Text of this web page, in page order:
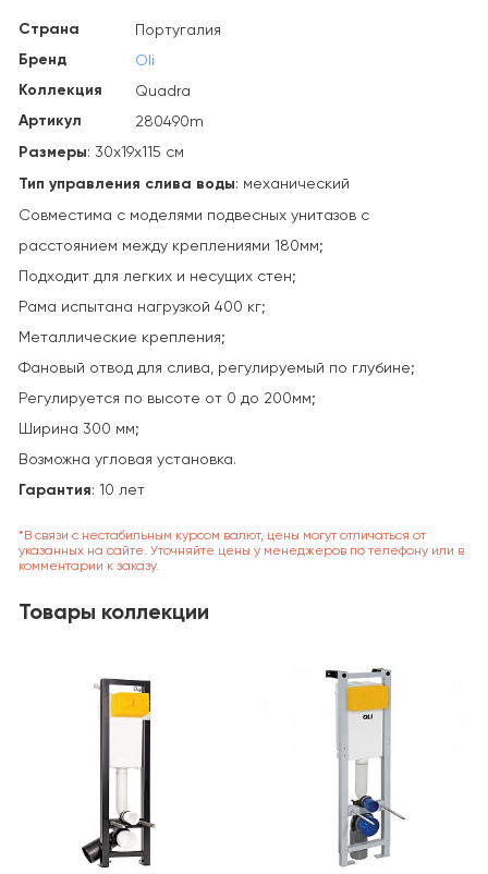
Страна Португалия
Бренд Oli
Коллекция Quadra
Артикул 280490m
Размеры: 30х19х115 см
Тип управления слива воды: механический
Совместима с моделями подвесных унитазов с
расстоянием между креплениями 180мм;
Подходит для легких и несущих стен;
Рама испытана нагрузкой 400 кг;
Металлические крепления;
Фановый отвод для слива, регулируемый по глубине;
Регулируется по высоте от 0 до 200мм;
Ширина 300 мм;
Возможна угловая установка.
Гарантия: 10 лет
*В связи с нестабильным курсом валют, цены могут отличаться от
указанных на сайте. Уточняйте цены у менеджеров по телефону или в
комментарии к заказу.
Товары коллекции